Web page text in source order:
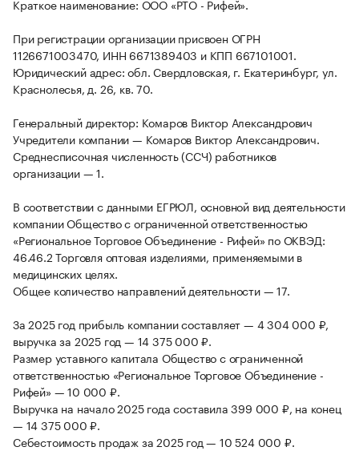
Краткое наименование: ООО «РТО - Рифей».
При регистрации организации присвоен ОГРН
1126671003470, ИНН 6671389403 и КПП 667101001.
Юридический адрес: обл. Свердловская, г. Екатеринбург, ул.
Краснолесья, д. 26, кв. 70.
Генеральный директор: Комаров Виктор Александрович
Учредители компании — Комаров Виктор Александрович.
Среднесписочная численность (ССЧ) работников
организации — 1.
В соответствии с данными ЕГРЮЛ, основной вид деятельности
компании Общество с ограниченной ответственностью
«Региональное Торговое Объединение - Рифей» по ОКВЭД:
46.46.2 Торговля оптовая изделиями, применяемыми в
медицинских целях.
Общее количество направлений деятельности — 17.
За 2025 год прибыль компании составляет — 4 304 000 ₽,
выручка за 2025 год — 14 375 000 ₽.
Размер уставного капитала Общество с ограниченной
ответственностью «Региональное Торговое Объединение -
Рифей» — 10 000 ₽.
Выручка на начало 2025 года составила 399 000 ₽, на конец
— 14 375 000 ₽.
Себестоимость продаж за 2025 год — 10 524 000 ₽.